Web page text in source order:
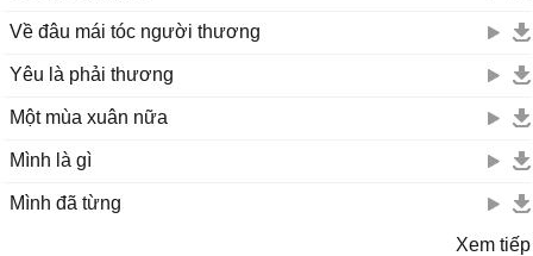
Về đâu mái tóc người thương
Yêu là phải thương
Một mùa xuân nữa
Mình là gì
Mình đã từng
Xem tiếp